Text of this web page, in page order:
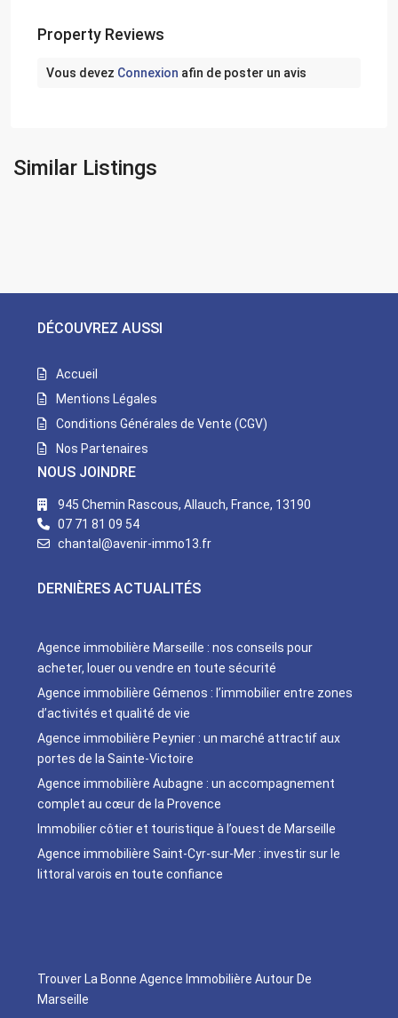
Property Reviews
Vous devez Connexion afin de poster un avis
Similar Listings
DÉCOUVREZ AUSSI
Accueil
Mentions Légales
Conditions Générales de Vente (CGV)
Nos Partenaires
NOUS JOINDRE
945 Chemin Rascous, Allauch, France, 13190
07 71 81 09 54
chantal@avenir-immo13.fr
DERNIÈRES ACTUALITÉS
Agence immobilière Marseille : nos conseils pour
acheter, louer ou vendre en toute sécurité
Agence immobilière Gémenos : l’immobilier entre zones
d’activités et qualité de vie
Agence immobilière Peynier : un marché attractif aux
portes de la Sainte-Victoire
Agence immobilière Aubagne : un accompagnement
complet au cœur de la Provence
Immobilier côtier et touristique à l’ouest de Marseille
Agence immobilière Saint-Cyr-sur-Mer : investir sur le
littoral varois en toute confiance
Trouver La Bonne Agence Immobilière Autour De
Marseille